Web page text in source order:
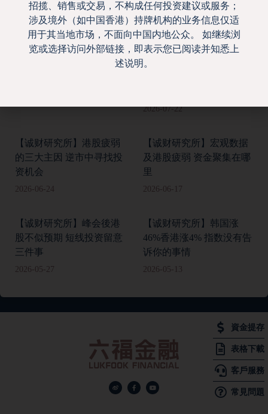
資金提存
表格下載
客戶服務
常見問題
其他报告
【诚财研究所】外围高位
【誠財研究所】港股能否
2026-07-22
【诚财研究所】港股疲弱
的三大主因 逆市中寻找投
资机会
2026-06-24
【诚财研究所】宏观数据
及港股疲弱 资金聚集在哪
里
2026-06-17
【诚财研究所】峰会後港
股不似预期 短线投资留意
三件事
2026-05-27
【诚财研究所】韩国涨
46%香港涨4% 指数没有告
诉你的事情
2026-05-13
招揽、销售或交易，不构成任何投资建议或服务；
涉及境外（如中国香港）持牌机构的业务信息仅适
用于其当地市场，不面向中国内地公众。 如继续浏
览或选择访问外部链接，即表示您已阅读并知悉上
述说明。